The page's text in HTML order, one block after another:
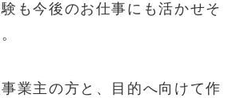
も今後のお仕事にも活かせそ
業主の方と、目的へ向けて作